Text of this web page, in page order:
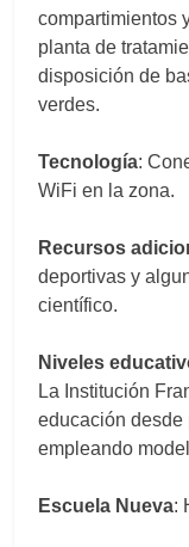
compartimientos
planta de
disposición de
verdes.
Tecnología:
WiFi en la zona.
Recursos
deportivas y
científico.
Niveles
La Institución
educación desde
empleando
Escuela Nueva: